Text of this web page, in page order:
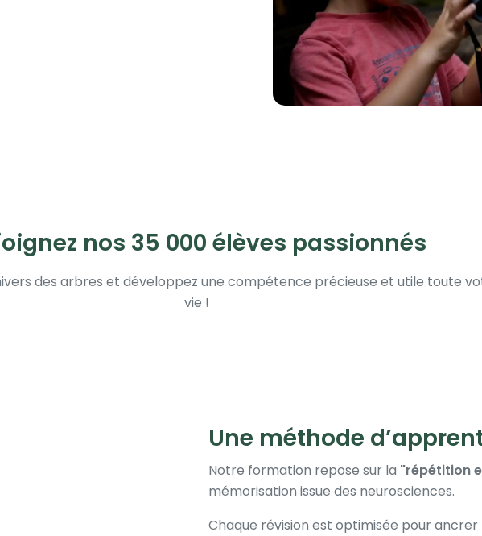
nos 35 000 élèves passionnés
des arbres et développez une compétence précieuse et utile toute
vie !
Une méthode
Notre formation repose sur la "répétition
mémorisation issue des neurosciences.
Chaque révision est optimisée pour